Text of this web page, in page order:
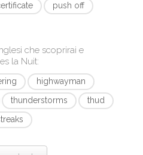
push off
che scoprirai e
la Nuit:
highwayman
thunderstorms
thud